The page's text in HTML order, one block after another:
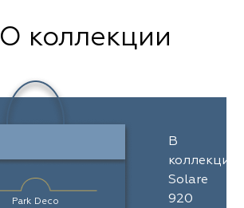
О коллекции
Park Deco
В
коллекции
Solare
920